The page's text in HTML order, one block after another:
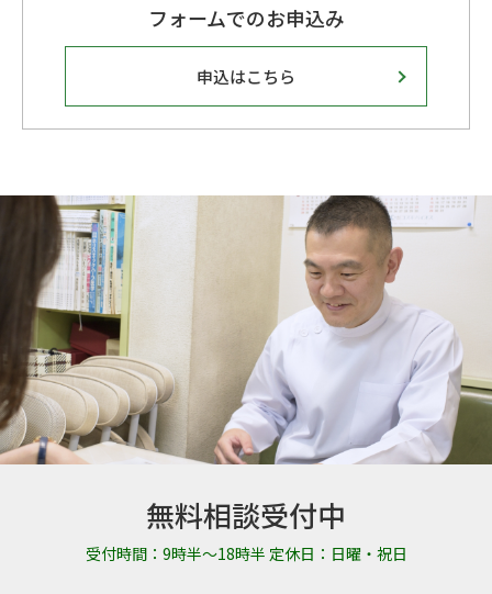
フォームでのお申込み
申込はこちら
無料相談受付中
受付時間：9時半～18時半 定休日：日曜・祝日